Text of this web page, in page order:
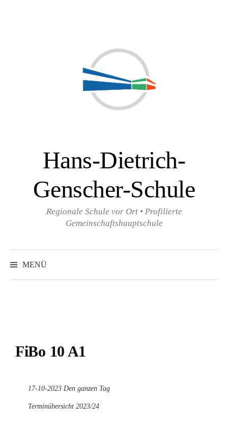
Hans-Dietrich-
Genscher-Schule
Regionale Schule vor Ort • Profilierte
Gemeinschaftshauptschule
MENÜ
FiBo 10 A1
17-10-2023 Den ganzen Tag
Terminübersicht 2023/24